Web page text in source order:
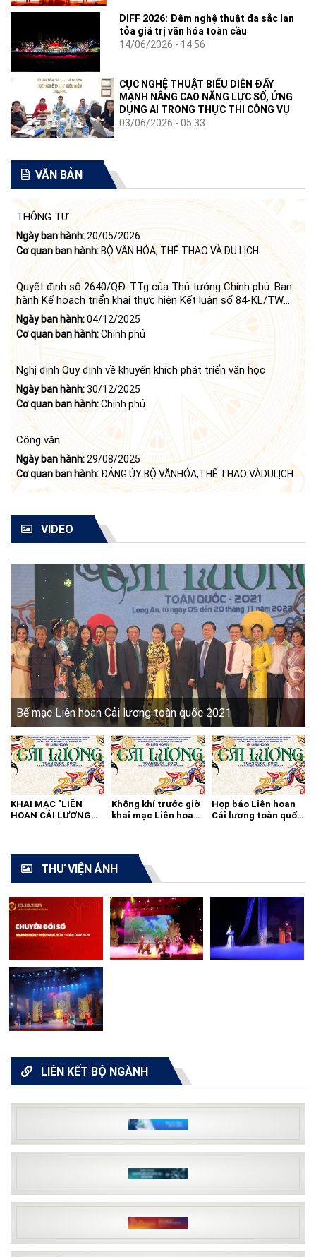
DIFF 2026: Đêm nghệ thuật đa sắc lan
tỏa giá trị văn hóa toàn cầu
14/06/2026 - 14:56
CỤC NGHỆ THUẬT BIỂU DIỄN ĐẨY
MẠNH NÂNG CAO NĂNG LỰC SỐ, ỨNG
DỤNG AI TRONG THỰC THI CÔNG VỤ
03/06/2026 - 05:33
VĂN BẢN
THÔNG TƯ
Ngày ban hành: 20/05/2026
Cơ quan ban hành:BỘ VĂN HÓA, THỂ THAO VÀ DU LỊCH
Quyết định số 2640/QĐ-TTg của Thủ tướng Chính phủ: Ban
hành Kế hoạch triển khai thực hiện Kết luận số 84-KL/TW
ngày 21 tháng 6 năm 2024 của Bộ Chính trị tiếp tục thực
hiện Nghị quyết số 23-NQ/TW ngày 16 tháng 6 năm 2008
của Bộ Chính trị (khóa X) về "tiếp tục xây dựng và phát triển
văn học, nghệ thuật trong thời kỳ mới"
Ngày ban hành:04/12/2025
Cơ quan ban hành:Chính phủ
Nghị định Quy định về khuyến khích phát triển văn học
Ngày ban hành:30/12/2025
Cơ quan ban hành:Chính phủ
Công văn
Ngày ban hành: 29/08/2025
Cơ quan ban hành: ĐẢNG ỦY BỘ VĂNHÓA,THỂ THAO VÀDULỊCH
VIDEO
Bế mạc Liên hoan Cải lương toàn quốc 2021
KHAI MẠC "LIÊN
HOAN CẢI LƯƠNG
Không khí trước giờ
khai mạc Liên hoan
Họp báo Liên hoan
Cải lương toàn quốc
THƯ VIỆN ẢNH
LIÊN KẾT BỘ NGÀNH